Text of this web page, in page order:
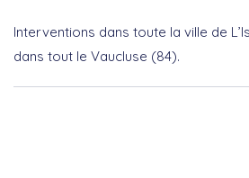
Interventions dans toute la ville de
dans tout le Vaucluse (84).